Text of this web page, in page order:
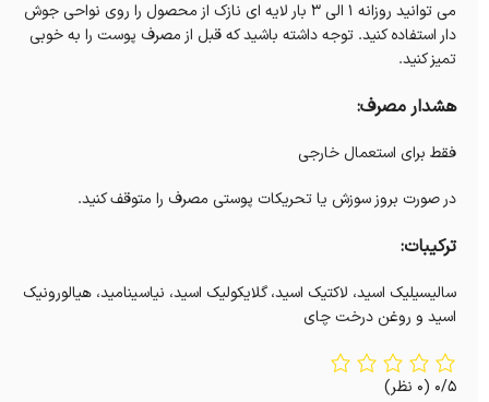
می توانید روزانه ۱ الی ۳ بار لایه ای نازک از محصول را روی نواحی جوش
دار استفاده کنید. توجه داشته باشید که قبل از مصرف پوست را به خوبی
تمیز کنید.
هشدار مصرف:
فقط برای استعمال خارجی
در صورت بروز سوزش یا تحریکات پوستی مصرف را متوقف کنید.
ترکیبات:
سالیسیلیک اسید، لاکتیک اسید، گلایکولیک اسید، نیاسینامید، هیالورونیک
اسید و روغن درخت چای
0/5 (0 نظر)